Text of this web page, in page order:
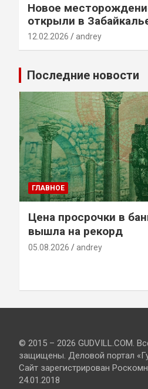
Новое
открыли в
12.02.2026 andrey
Последние новости
ГЛАВНОЕ
Цена просрочки в
вышла на рекорд
05.08.2026 andrey
© 2015 – 2026 GUDVILL.COM.
защищены. Деловой портал
Сайт зарегистрирован
24.01.2018